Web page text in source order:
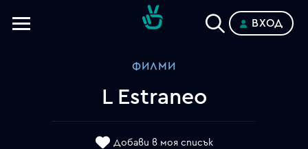
ВХОД
ФИЛМИ
L Estraneo
Добави в моя списък